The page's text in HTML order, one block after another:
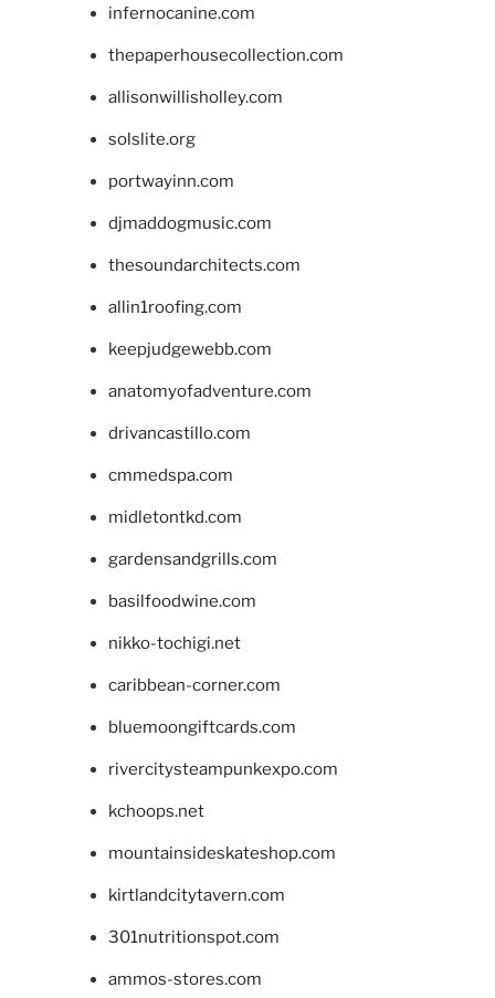
infernocanine.com
thepaperhousecollection.com
allisonwillisholley.com
solslite.org
portwayinn.com
djmaddogmusic.com
thesoundarchitects.com
allin1roofing.com
keepjudgewebb.com
anatomyofadventure.com
drivancastillo.com
cmmedspa.com
midletontkd.com
gardensandgrills.com
basilfoodwine.com
nikko-tochigi.net
caribbean-corner.com
bluemoongiftcards.com
rivercitysteampunkexpo.com
kchoops.net
mountainsideskateshop.com
kirtlandcitytavern.com
301nutritionspot.com
ammos-stores.com